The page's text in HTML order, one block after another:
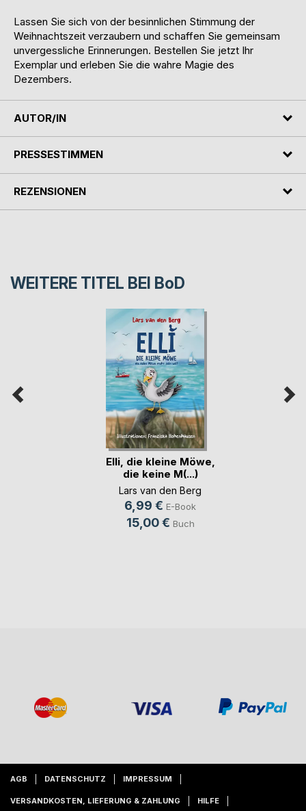
Lassen Sie sich von der besinnlichen Stimmung der
Weihnachtszeit verzaubern und schaffen Sie gemeinsam
unvergessliche Erinnerungen. Bestellen Sie jetzt Ihr
Exemplar und erleben Sie die wahre Magie des
Dezembers.
AUTOR/IN
PRESSESTIMMEN
REZENSIONEN
WEITERE TITEL BEI BoD
Elli, die kleine Möwe,
die keine M(...)
Lars van den Berg
6,99 € E-Book
15,00 € Buch
AGB DATENSCHUTZ IMPRESSUM
VERSANDKOSTEN, LIEFERUNG & ZAHLUNG HILFE